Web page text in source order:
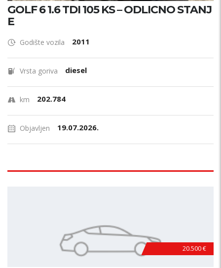
GOLF 6 1.6 TDI 105 KS – ODLICNO STANJ
E
Godište vozila 2011
Vrsta goriva diesel
km 202.784
Objavljen 19.07.2026.
20.500 €